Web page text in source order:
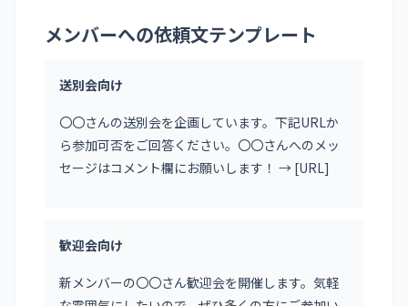
メンバーへの依頼文テンプレート
送別会向け
〇〇さんの送別会を企画しています。下記URLか
ら参加可否をご回答ください。〇〇さんへのメッ
セージはコメント欄にお願いします！ → [URL]
歓迎会向け
新メンバーの〇〇さん歓迎会を開催します。気軽